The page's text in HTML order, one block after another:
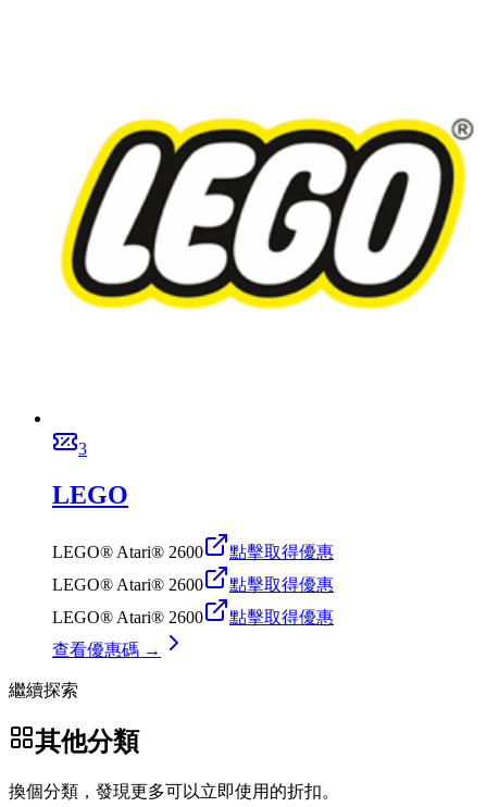
3
LEGO
LEGO® Atari® 2600
點擊取得優惠
LEGO® Atari® 2600
點擊取得優惠
LEGO® Atari® 2600
點擊取得優惠
查看優惠碼 →
繼續探索
其他分類
換個分類，發現更多可以立即使用的折扣。